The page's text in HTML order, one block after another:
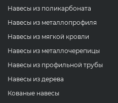
Навесы из поликарбоната
Навесы из металлопрофиля
Навесы из мягкой кровли
Навесы из металлочерепицы
Навесы из профильной трубы
Навесы из дерева
Кованые навесы